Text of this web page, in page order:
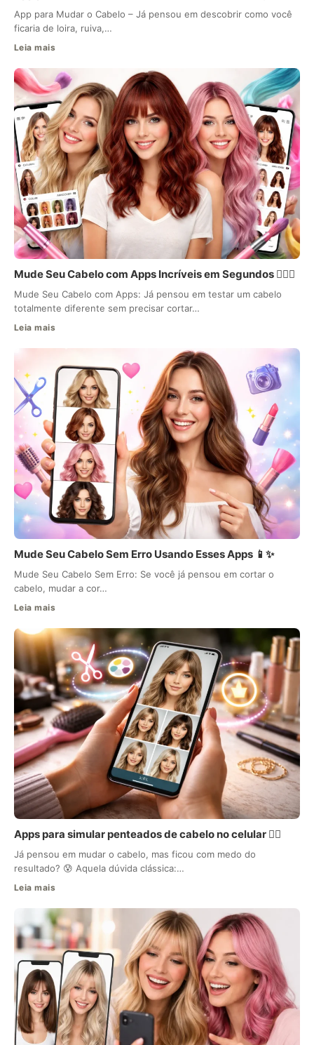
App para Mudar o Cabelo – Já pensou em descobrir como você
ficaria de loira, ruiva,…
Leia mais
Mude Seu Cabelo com Apps Incríveis em Segundos 💇‍♀️✨
Mude Seu Cabelo com Apps: Já pensou em testar um cabelo
totalmente diferente sem precisar cortar…
Leia mais
Mude Seu Cabelo Sem Erro Usando Esses Apps 📱✨
Mude Seu Cabelo Sem Erro: Se você já pensou em cortar o
cabelo, mudar a cor…
Leia mais
Apps para simular penteados de cabelo no celular 💇‍♀️
Já pensou em mudar o cabelo, mas ficou com medo do
resultado? 😰 Aquela dúvida clássica:…
Leia mais